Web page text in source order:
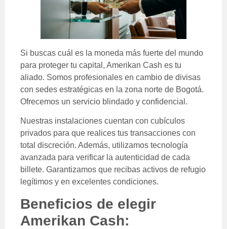
Si buscas cuál es la moneda más fuerte del mundo
para proteger tu capital, Amerikan Cash es tu
aliado. Somos profesionales en cambio de divisas
con sedes estratégicas en la zona norte de Bogotá.
Ofrecemos un servicio blindado y confidencial.
Nuestras instalaciones cuentan con cubículos
privados para que realices tus transacciones con
total discreción. Además, utilizamos tecnología
avanzada para verificar la autenticidad de cada
billete. Garantizamos que recibas activos de refugio
legítimos y en excelentes condiciones.
Beneficios de elegir
Amerikan Cash: